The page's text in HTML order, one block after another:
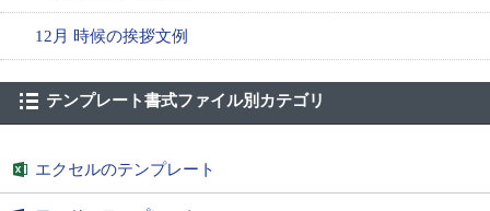
12月 時候の挨拶文例
テンプレート書式ファイル別カテゴリ
エクセルのテンプレート